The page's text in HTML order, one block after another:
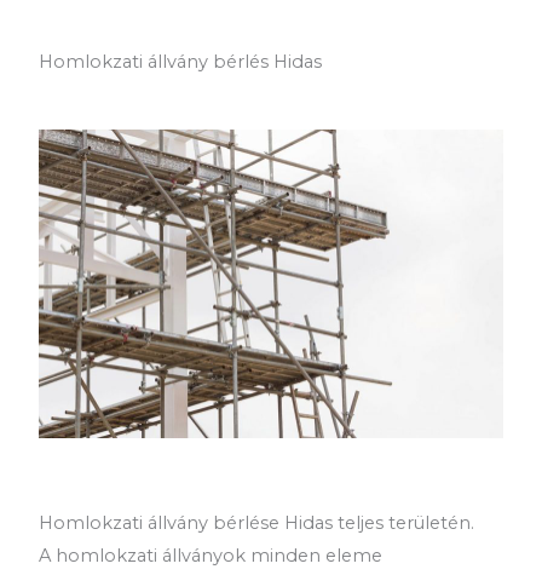
Homlokzati állvány bérlés Hidas
Homlokzati állvány bérlése Hidas teljes területén.
A homlokzati állványok minden eleme